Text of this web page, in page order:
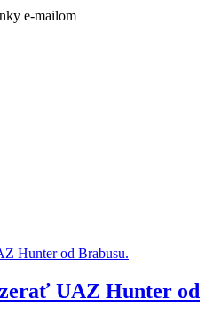
e-mailom
UAZ Hunter od